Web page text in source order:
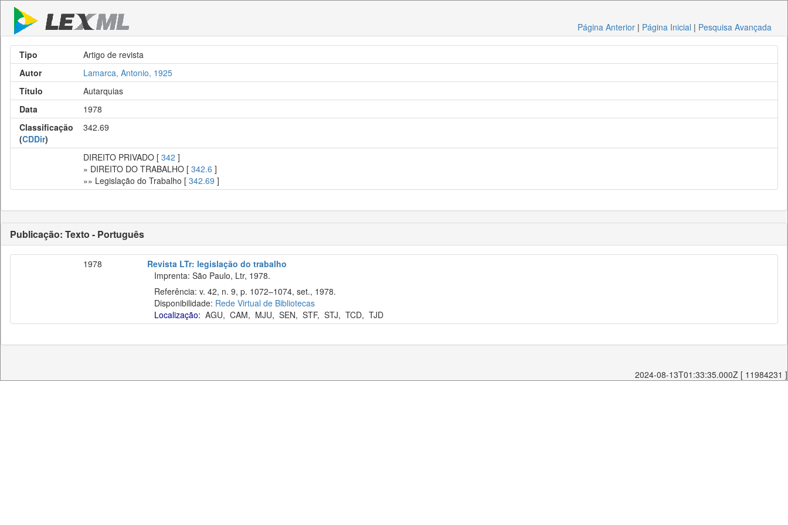
Página Anterior | Página Inicial | Pesquisa Avançada
Tipo
Artigo de revista
Autor
Lamarca, Antonio, 1925
Título
Autarquias
Data
1978
Classificação
(CDDir)
342.69
DIREITO PRIVADO [ 342 ]
» DIREITO DO TRABALHO [ 342.6 ]
»» Legislação do Trabalho [ 342.69 ]
Publicação: Texto - Português
1978
Revista LTr: legislação do trabalho
Imprenta: São Paulo, Ltr, 1978.
Referência: v. 42, n. 9, p. 1072–1074, set., 1978.
Disponibilidade: Rede Virtual de Bibliotecas
Localização: AGU, CAM, MJU, SEN, STF, STJ, TCD, TJD
2024-08-13T01:33:35.000Z [ 11984231 ]